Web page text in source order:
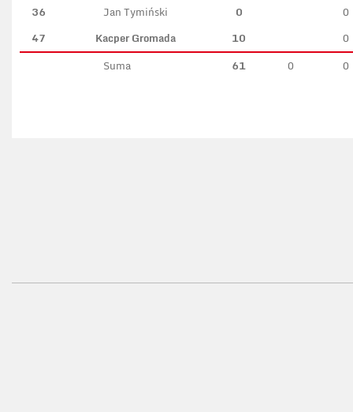
36
Jan Tymiński 0
0
47
Kacper Gromada 10
0
Suma
61 0 0